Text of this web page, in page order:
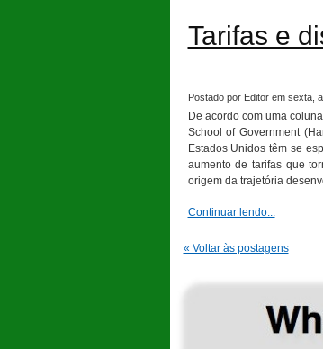
Tarifas e
Postado por Editor em sexta,
De acordo com uma
School of Government
Estados Unidos têm se
aumento de tarifas que
origem da trajetória
Continuar lendo...
« Voltar às postagens